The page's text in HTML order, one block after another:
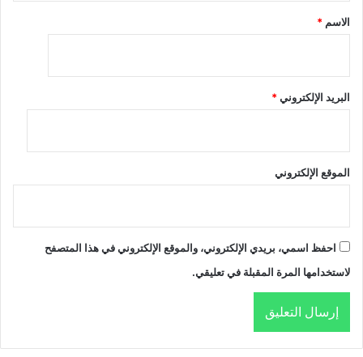
الاسم *
البريد الإلكتروني*
الموقع الإلكتروني
احفظ اسمي، بريدي الإلكتروني، والموقع الإلكتروني في هذا المتصفح
لاستخدامها المرة المقبلة في تعليقي.